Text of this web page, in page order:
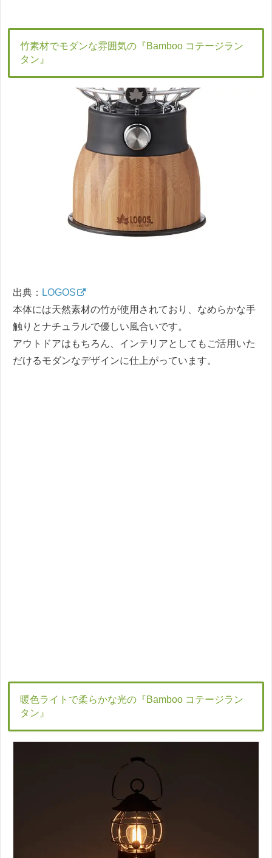
竹素材でモダンな雰囲気の『Bamboo コテージラン
タン』
出典： LOGOS
本体には天然素材の竹が使用されており、なめらかな手
触りとナチュラルで優しい風合いです。
アウトドアはもちろん、インテリアとしてもご活用いた
だけるモダンなデザインに仕上がっています。
暖色ライトで柔らかな光の『Bamboo コテージラン
タン』